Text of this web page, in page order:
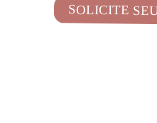
SOLICITE